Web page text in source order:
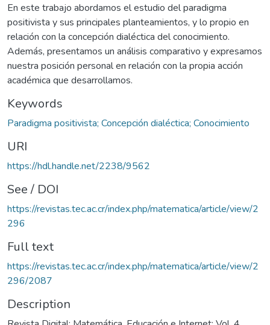
En este trabajo abordamos el estudio del paradigma
positivista y sus principales planteamientos, y lo propio en
relación con la concepción dialéctica del conocimiento.
Además, presentamos un análisis comparativo y expresamos
nuestra posición personal en relación con la propia acción
académica que desarrollamos.
Keywords
Paradigma positivista; Concepción dialéctica; Conocimiento
URI
https://hdl.handle.net/2238/9562
See / DOI
https://revistas.tec.ac.cr/index.php/matematica/article/view/2
296
Full text
https://revistas.tec.ac.cr/index.php/matematica/article/view/2
296/2087
Description